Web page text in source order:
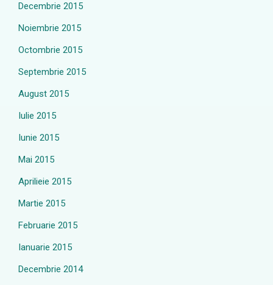
Decembrie 2015
Noiembrie 2015
Octombrie 2015
Septembrie 2015
August 2015
Iulie 2015
Iunie 2015
Mai 2015
Aprilieie 2015
Martie 2015
Februarie 2015
Ianuarie 2015
Decembrie 2014